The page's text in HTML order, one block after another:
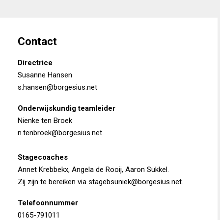
Contact
Directrice
Susanne Hansen
s.hansen@borgesius.net
Onderwijskundig teamleider
Nienke ten Broek
n.tenbroek@borgesius.net
Stagecoaches
Annet Krebbekx, Angela de Rooij, Aaron Sukkel.
Zij zijn te bereiken via stagebsuniek@borgesius.net.
Telefoonnummer
0165-791011